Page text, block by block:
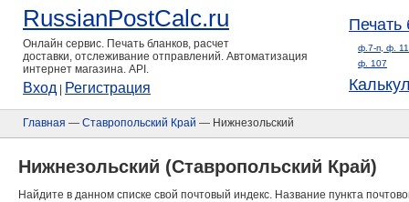
RussianPostCalc.ru
Онлайн сервис. Печать бланков, расчет
доставки, отслеживание отправлений. Автоматизация
интернет магазина. API.
Вход Регистрация
Печать
ф.7-п, ф.
ф. 107
Главная — Ставропольский Край — Нижнезольский
Нижнезольский (Ставропольский Край)
Найдите в данном списке свой почтовый индекс. Название пункта